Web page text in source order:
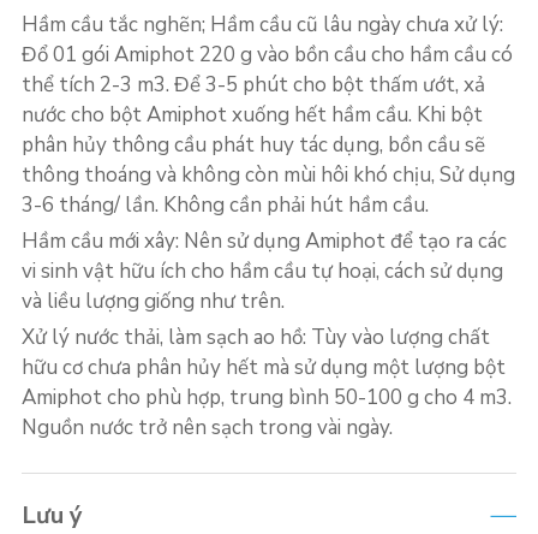
Hầm cầu tắc nghẽn; Hầm cầu cũ lâu ngày chưa xử lý:
Đổ 01 gói Amiphot 220 g vào bồn cầu cho hầm cầu có
thể tích 2-3 m3. Để 3-5 phút cho bột thấm ướt, xả
nước cho bột Amiphot xuống hết hầm cầu. Khi bột
phân hủy thông cầu phát huy tác dụng, bồn cầu sẽ
thông thoáng và không còn mùi hôi khó chịu, Sử dụng
3-6 tháng/ lần. Không cần phải hút hầm cầu.
Hầm cầu mới xây: Nên sử dụng Amiphot để tạo ra các
vi sinh vật hữu ích cho hầm cầu tự hoại, cách sử dụng
và liều lượng giống như trên.
Xử lý nước thải, làm sạch ao hồ: Tùy vào lượng chất
hữu cơ chưa phân hủy hết mà sử dụng một lượng bột
Amiphot cho phù hợp, trung bình 50-100 g cho 4 m3.
Nguồn nước trở nên sạch trong vài ngày.
Lưu ý